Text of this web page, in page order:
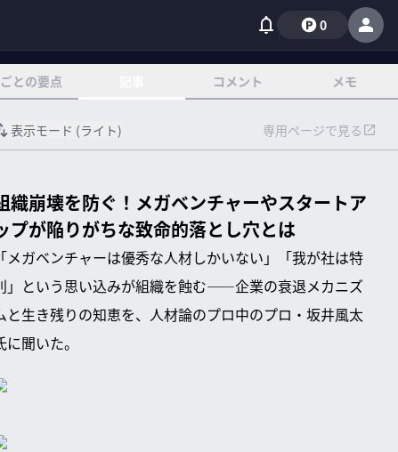
0
との要点 コメント メモ
表示モード (ライト) 専用ページで見る
織崩壊を防ぐ！メガベンチャーやスタートア
プが陥りがちな致命的落とし穴とは
「メガベンチャーは優秀な人材しかいない」「我が社は特
」という思い込みが組織を蝕む——企業の衰退メカニズ
と生き残りの知恵を、人材論のプロ中のプロ・坂井風太
に聞いた。